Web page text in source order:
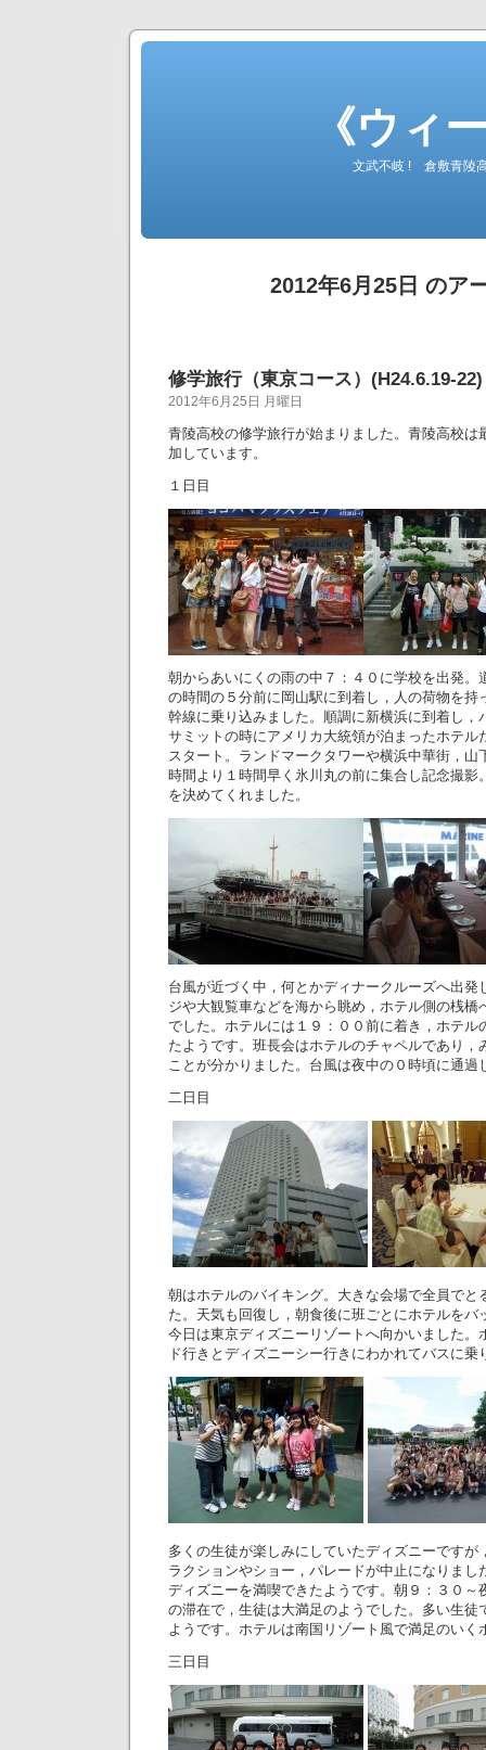
《ウィ
文武不岐 ! 倉敷青陵
2012年6月25日 のア
修学旅行（東京コース）(H24.6.19-22)
2012年6月25日 月曜日
青陵高校の修学旅行が始まりました。青陵高校は
加しています。
１日目
朝からあいにくの雨の中７：４０に学校を出発。
の時間の５分前に岡山駅に到着し，人の荷物を持
幹線に乗り込みました。順調に新横浜に到着し，
サミットの時にアメリカ大統領が泊まったホテル
スタート。ランドマークタワーや横浜中華街，山
時間より１時間早く氷川丸の前に集合し記念撮影
を決めてくれました。
台風が近づく中，何とかディナークルーズへ出発
ジや大観覧車などを海から眺め，ホテル側の桟橋
でした。ホテルには１９：００前に着き，ホテル
たようです。班長会はホテルのチャペルであり，
ことが分かりました。台風は夜中の０時頃に通過
二日目
朝はホテルのバイキング。大きな会場で全員でと
た。天気も回復し，朝食後に班ごとにホテルをバ
今日は東京ディズニーリゾートへ向かいました。
ド行きとディズニーシー行きにわかれてバスに乗
多くの生徒が楽しみにしていたディズニーですが
ラクションやショー，パレードが中止になりまし
ディズニーを満喫できたようです。朝９：３０～
の滞在で，生徒は大満足のようでした。多い生徒
ようです。ホテルは南国リゾート風で満足のいく
三日目